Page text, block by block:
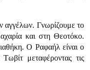
αγγέλων. Γνωρίζουμε το
και στη Θεοτόκο.
Ο Ραφαήλ είναι ο
μεταφέροντας τις